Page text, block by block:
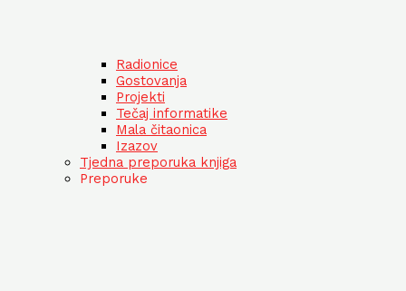
Radionice
Gostovanja
Projekti
Tečaj informatike
Mala čitaonica
Izazov
Tjedna preporuka knjiga
Preporuke